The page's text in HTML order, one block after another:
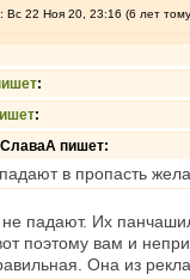
Вс 22 Ноя 20, 23:16 (6 лет
:
:
СлаваА пишет:
падают в пропасть
падают. Их
поэтому вам и
Она из